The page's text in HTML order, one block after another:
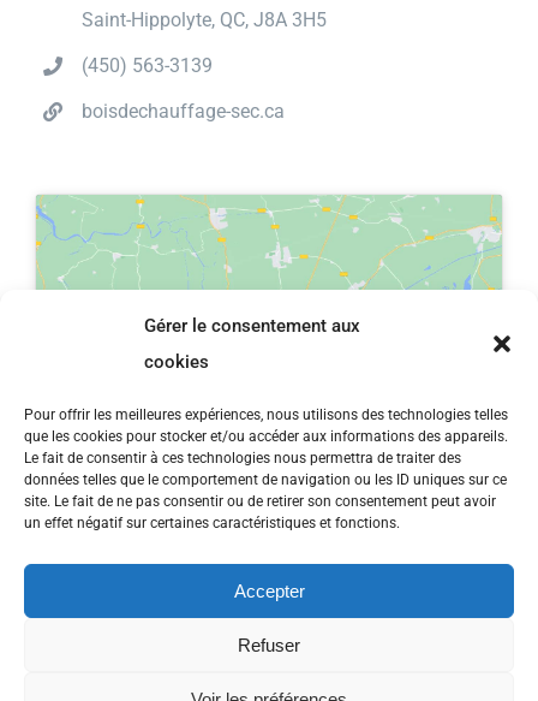
Gérer le consentement aux
cookies
Pour offrir les meilleures expériences, nous utilisons des technologies telles
que les cookies pour stocker et/ou accéder aux informations des appareils.
Le fait de consentir à ces technologies nous permettra de traiter des
données telles que le comportement de navigation ou les ID uniques sur ce
site. Le fait de ne pas consentir ou de retirer son consentement peut avoir
un effet négatif sur certaines caractéristiques et fonctions.
Accepter
Refuser
Saint-Hippolyte, QC, J8A 3H5
(450) 563-3139
boisdechauffage-sec.ca